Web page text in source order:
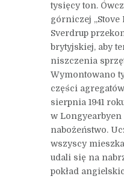
tysięcy ton.
górniczej „Stove
Sverdrup
brytyjskiej, aby
niszczenia
Wymontowano
części
sierpnia 1941
w
nabożeństwo.
wszyscy
udali się na
pokład